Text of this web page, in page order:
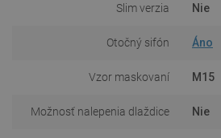
Slim verzia Nie
Otočný sifón Áno
Vzor maskovaní M15
Možnosť nalepenia dlaždice Nie